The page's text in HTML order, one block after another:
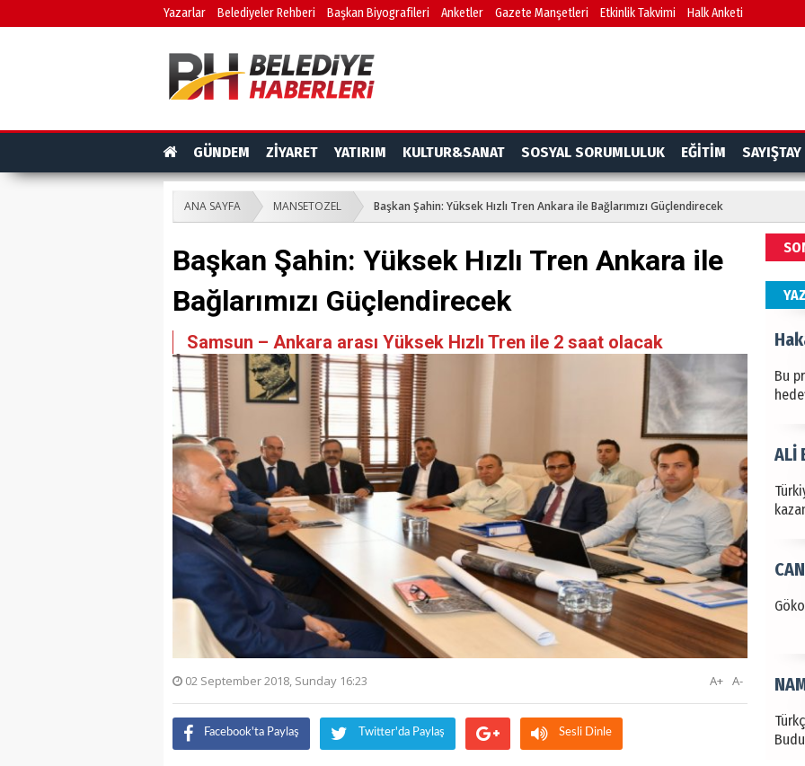
Yazarlar Belediyeler Rehberi Başkan Biyografileri Anketler Gazete Manşetleri Etkinlik Takvimi Halk Anketi
GÜNDEM ZİYARET YATIRIM KULTUR&SANAT SOSYAL SORUMLULUK EĞİTİM SAYIŞTAY
ANA SAYFA MANSETOZEL Başkan Şahin: Yüksek Hızlı Tren Ankara ile Bağlarımızı Güçlendirecek
Başkan Şahin: Yüksek Hızlı Tren Ankara ile
Bağlarımızı Güçlendirecek
Samsun – Ankara arası Yüksek Hızlı Tren ile 2 saat olacak
02 September 2018, Sunday 16:23 A-
A+
Facebook'ta Paylaş Twitter'da Paylaş Sesli Dinle
Bu
ALİ